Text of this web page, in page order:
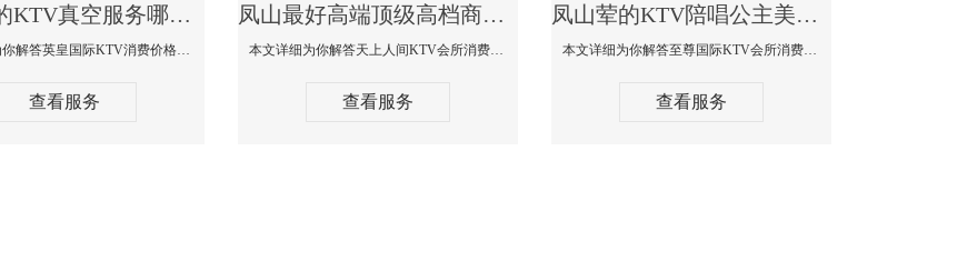
凤山荤的KTV真空服务哪家好-英皇国际KTV消费价格口碑点评
本文详细为你解答英皇国际KTV消费价格点评，更多关于荤的KTV真空服务哪家好免费咨询1312 0333301微信同步！
查看服务
凤山最好高端顶级高档商务KTV夜总会-天上人间KTV消费点评
本文详细为你解答天上人间KTV会所消费价格点评，更多关于最好高端顶级高档商务KTV夜总会免费咨询1312 0333301微信同步！
查看服务
凤山荤的KTV陪唱公主美女哪家最多-至尊国际KTV会所消费价格
本文详细为你解答至尊国际KTV会所消费价格点评，更多关于荤的KTV陪唱公主美女哪家最多免费咨询1312 0333301微信同步！
查看服务